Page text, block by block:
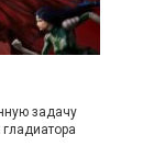
задачу